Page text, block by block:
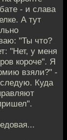
- и слава
А тут
"Ты что?
"Нет, у меня
короче". Я
взяли?" -
Куда